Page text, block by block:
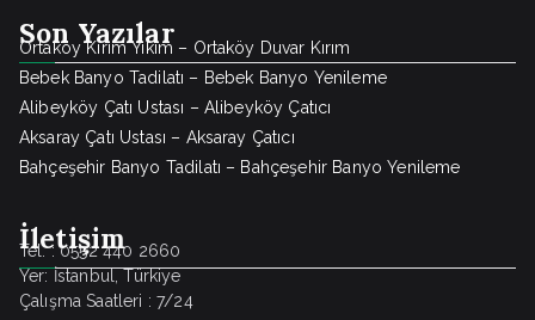
Son Yazılar
Ortaköy Kırım Yıkım – Ortaköy Duvar Kırım
Bebek Banyo Tadilatı – Bebek Banyo Yenileme
Alibeyköy Çatı Ustası – Alibeyköy Çatıcı
Aksaray Çatı Ustası – Aksaray Çatıcı
Bahçeşehir Banyo Tadilatı – Bahçeşehir Banyo Yenileme
İletişim
Tel. : 0552 440 2660
Yer: İstanbul, Türkiye
Çalışma Saatleri : 7/24